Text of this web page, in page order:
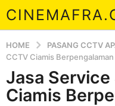
HOME PASANG CCTV
CCTV Ciamis Berpengalaman
t
Jasa Service
Ciamis